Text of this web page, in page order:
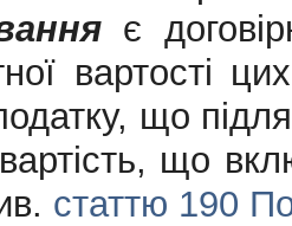
є
вартості
що
що
статтю 190